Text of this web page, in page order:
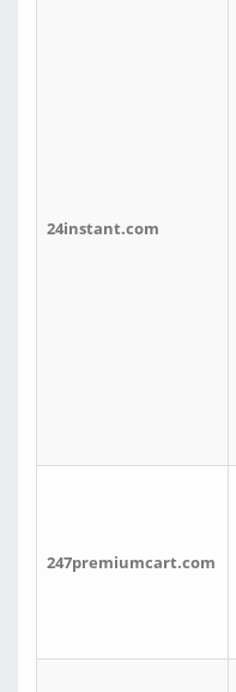
24instant.com
247premiumcart.com